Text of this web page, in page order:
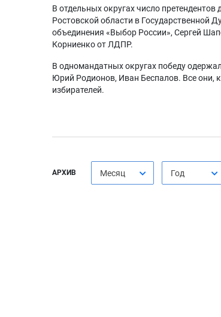
В отдельных округах число
Ростовской области в Государственной
объединения «Выбор России», Сергей
Корниенко от ЛДПР.
В одномандатных округах победу
Юрий Родионов, Иван Беспалов. Все
избирателей.
АРХИВ Месяц Год